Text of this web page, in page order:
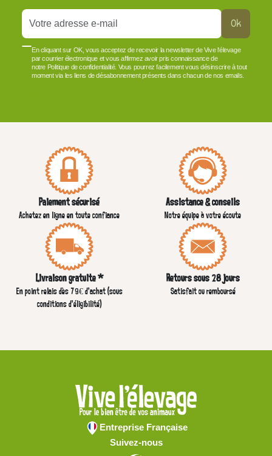
Ok
En cliquant sur OK, vous acceptez de recevoir la newsletter de Vive l'élevage
par courrier électronique et vous affirmez avoir pris connaissance de
notre Politique de confidentialité. Vous pourrez facilement vous désinscrire à tout
moment via les liens de désabonnement présents dans chacun de nos emails.
Paiement sécurisé
Achetez en ligne en toute confiance
Assistance & conseils
Notre équipe à votre écoute
Livraison gratuite *
En point relais dès 79€ d’achat (sous
conditions d'éligibilité)
Retours sous 28 jours
Satisfait ou remboursé
Entreprise Française
Suivez-nous